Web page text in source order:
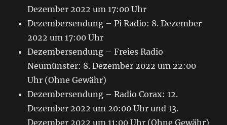
Dezember 2022 um 17:00 Uhr
Dezembersendung – Pi Radio: 8. Dezember
2022 um 17:00 Uhr
Dezembersendung – Freies Radio
Neumünster: 8. Dezember 2022 um 22:00
Uhr (Ohne Gewähr)
Dezembersendung – Radio Corax: 12.
Dezember 2022 um 20:00 Uhr und 13.
Dezember 2022 um 11:00 Uhr (Ohne Gewähr)